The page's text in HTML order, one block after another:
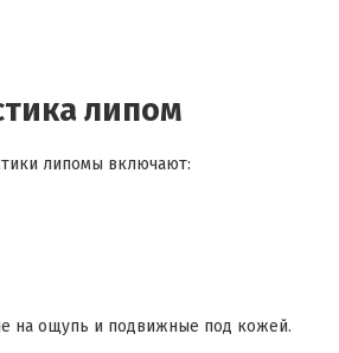
липом
липомы включают:
на ощупь и подвижные под кожей.